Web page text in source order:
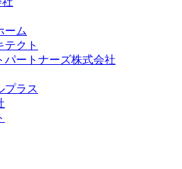
ーム
テクト
パートナーズ株式会社
プラス